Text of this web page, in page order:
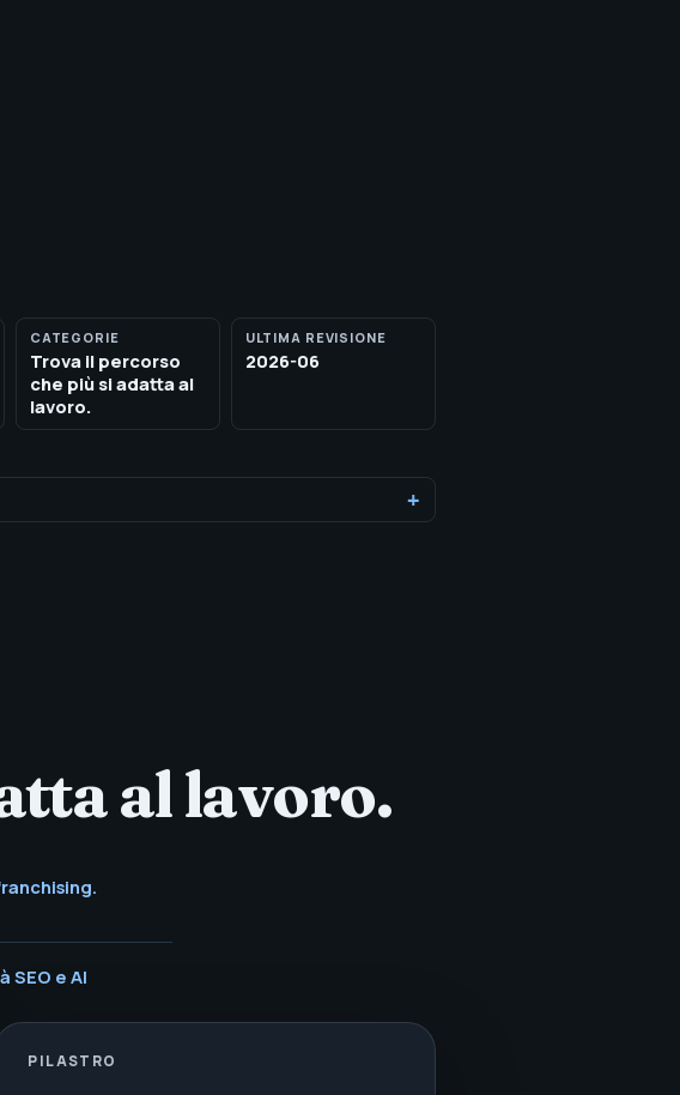
CATEGORIE
Trova il percorso
che più si adatta al
lavoro.
ULTIMA REVISIONE
2026-06
al lavoro.
SEO e AI
PILASTRO